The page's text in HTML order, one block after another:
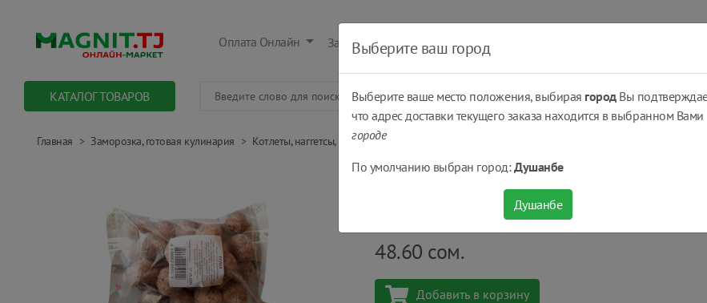
Оплата Онлайн Заказать Оплатить Получить
КАТАЛОГ ТОВАРОВ
Главная Заморозка, готовая кулинария Котлеты, наггетсы, галеты Фрикадельки (Гелак) Фархунда 500 г
Фрикадельки (Гелак) Фархунда 500 г
шт
48.60 сом.
Добавить в корзину
Выберите ваш город
Выберите ваше место положения, выбирая городВы
что адрес доставки текущего заказа находится в выбранном Вами
городе
По умолчанию выбран город:Душанбе
Душанбе